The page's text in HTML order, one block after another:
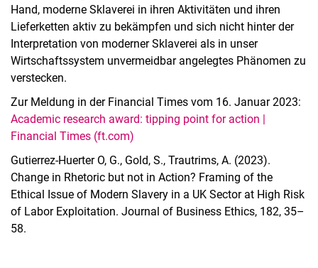
Hand, moderne Sklaverei in ihren Aktivitäten und ihren
Lieferketten aktiv zu bekämpfen und sich nicht hinter der
Interpretation von moderner Sklaverei als in unser
Wirtschaftssystem unvermeidbar angelegtes Phänomen zu
verstecken.
Zur Meldung in der Financial Times vom 16. Januar 2023:
Academic research award: tipping point for action |
Financial Times (ft.com)
Gutierrez-Huerter O, G., Gold, S., Trautrims, A. (2023).
Change in Rhetoric but not in Action? Framing of the
Ethical Issue of Modern Slavery in a UK Sector at High Risk
of Labor Exploitation. Journal of Business Ethics, 182, 35–
58.